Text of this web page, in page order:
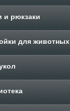
и рюкзаки
для животных